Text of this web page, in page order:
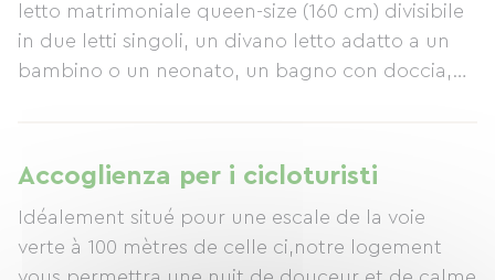
letto matrimoniale queen-size (160 cm) divisibile
in due letti singoli, un divano letto adatto a un
bambino o un neonato, un bagno con doccia,
godervi passeggiate lungo il fiume Rodano e
tutti i negozi locali. L'appartamento dispone
anche di due prese elettriche sulla terrazza per
la ricarica delle biciclette elettriche.
Accoglienza per i cicloturisti
Idéalement situé pour une escale de la voie
verte à 100 mètres de celle ci,notre logement